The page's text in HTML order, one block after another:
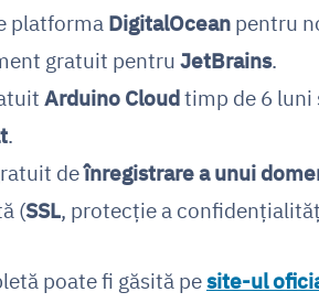
platforma DigitalOcean pentru
gratuit pentru JetBrains.
Arduino Cloudtimp de 6 luni
.
deînregistrare a unui
(SSL, protecție a
poate fi găsită pesite-ul